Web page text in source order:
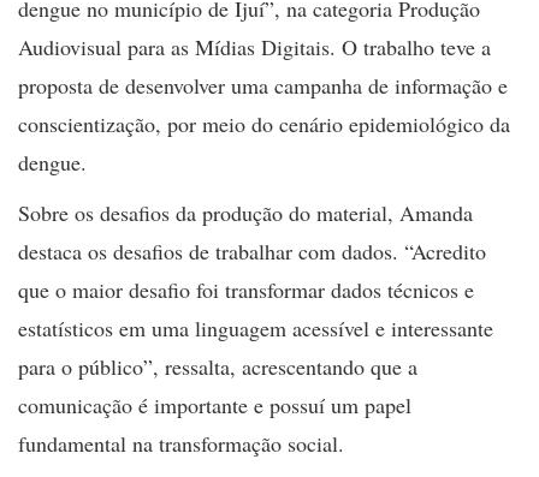
dengue no município de Ijuí”, na categoria Produção
Audiovisual para as Mídias Digitais. O trabalho teve a
proposta de desenvolver uma campanha de informação e
conscientização, por meio do cenário epidemiológico da
dengue.
Sobre os desafios da produção do material, Amanda
destaca os desafios de trabalhar com dados. “Acredito
que o maior desafio foi transformar dados técnicos e
estatísticos em uma linguagem acessível e interessante
para o público”, ressalta, acrescentando que a
comunicação é importante e possuí um papel
fundamental na transformação social.